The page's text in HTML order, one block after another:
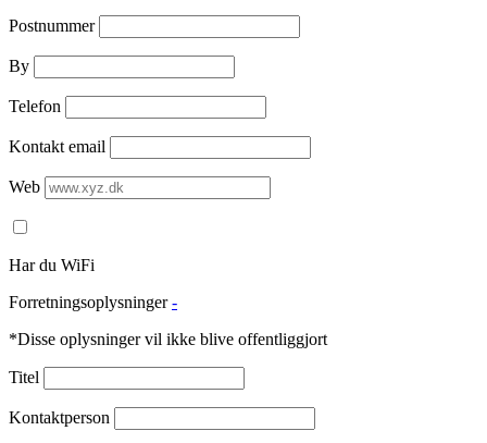
Postnummer
By
Telefon
Kontakt email
Web
Har du WiFi
Forretningsoplysninger -
*Disse oplysninger vil ikke blive offentliggjort
Titel
Kontaktperson